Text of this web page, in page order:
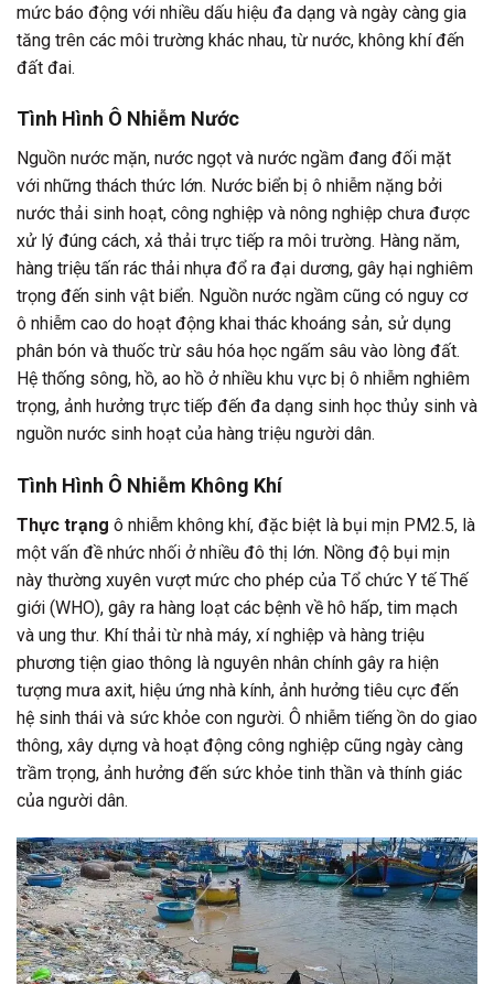
mức báo động với nhiều dấu hiệu đa dạng và ngày càng gia
tăng trên các môi trường khác nhau, từ nước, không khí đến
đất đai.
Tình Hình Ô Nhiễm Nước
Nguồn nước mặn, nước ngọt và nước ngầm đang đối mặt
với những thách thức lớn. Nước biển bị ô nhiễm nặng bởi
nước thải sinh hoạt, công nghiệp và nông nghiệp chưa được
xử lý đúng cách, xả thải trực tiếp ra môi trường. Hàng năm,
hàng triệu tấn rác thải nhựa đổ ra đại dương, gây hại nghiêm
trọng đến sinh vật biển. Nguồn nước ngầm cũng có nguy cơ
ô nhiễm cao do hoạt động khai thác khoáng sản, sử dụng
phân bón và thuốc trừ sâu hóa học ngấm sâu vào lòng đất.
Hệ thống sông, hồ, ao hồ ở nhiều khu vực bị ô nhiễm nghiêm
trọng, ảnh hưởng trực tiếp đến đa dạng sinh học thủy sinh và
nguồn nước sinh hoạt của hàng triệu người dân.
Tình Hình Ô Nhiễm Không Khí
Thực trạng ô nhiễm không khí, đặc biệt là bụi mịn PM2.5, là
một vấn đề nhức nhối ở nhiều đô thị lớn. Nồng độ bụi mịn
này thường xuyên vượt mức cho phép của Tổ chức Y tế Thế
giới (WHO), gây ra hàng loạt các bệnh về hô hấp, tim mạch
và ung thư. Khí thải từ nhà máy, xí nghiệp và hàng triệu
phương tiện giao thông là nguyên nhân chính gây ra hiện
tượng mưa axit, hiệu ứng nhà kính, ảnh hưởng tiêu cực đến
hệ sinh thái và sức khỏe con người. Ô nhiễm tiếng ồn do giao
thông, xây dựng và hoạt động công nghiệp cũng ngày càng
trầm trọng, ảnh hưởng đến sức khỏe tinh thần và thính giác
của người dân.